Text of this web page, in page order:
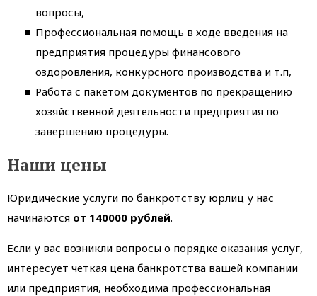
вопросы,
Профессиональная помощь в ходе введения на
предприятия процедуры финансового
оздоровления, конкурсного производства и т.п,
Работа с пакетом документов по прекращению
хозяйственной деятельности предприятия по
завершению процедуры.
Наши цены
Юридические услуги по банкротству юрлиц у нас
начинаются от 140000 рублей.
Если у вас возникли вопросы о порядке оказания услуг,
интересует четкая цена банкротства вашей компании
или предприятия, необходима профессиональная